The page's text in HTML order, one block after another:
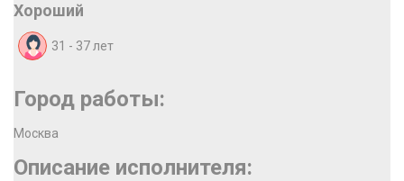
Хороший
31 - 37 лет
Город работы:
Москва
Описание исполнителя: